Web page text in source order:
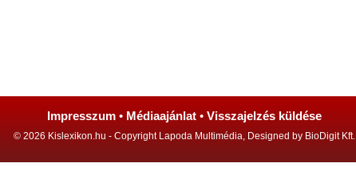
Impresszum • Médiaajánlat • Visszajelzés küldése
© 2026 Kislexikon.hu - Copyright Lapoda Multimédia, Designed by BioDigit Kft.